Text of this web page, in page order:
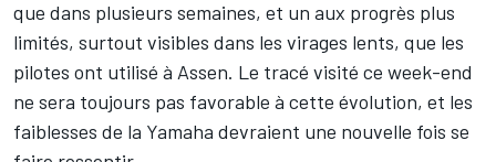
que dans plusieurs semaines, et un aux progrès plus
limités, surtout visibles dans les virages lents, que les
pilotes ont utilisé à Assen. Le tracé visité ce week-end
ne sera toujours pas favorable à cette évolution, et les
faiblesses de la Yamaha devraient une nouvelle fois se